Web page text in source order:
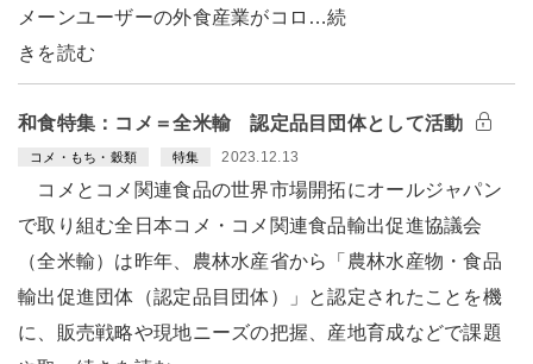
メーンユーザーの外食産業がコロ…続
きを読む
和食特集：コメ＝全米輸 認定品目団体として活動
コメ・もち・穀類 特集 2023.12.13
コメとコメ関連食品の世界市場開拓にオールジャパン
で取り組む全日本コメ・コメ関連食品輸出促進協議会
（全米輸）は昨年、農林水産省から「農林水産物・食品
輸出促進団体（認定品目団体）」と認定されたことを機
に、販売戦略や現地ニーズの把握、産地育成などで課題